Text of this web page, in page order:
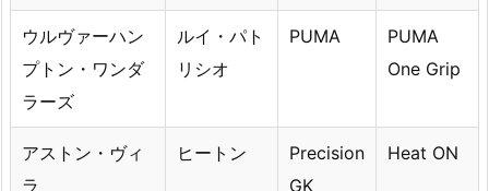
ウルヴァーハン
プトン・ワンダ
ラーズ
ルイ・パト
リシオ
PUMA
PUMA
One Grip
アストン・ヴィ
ラ
ヒートン
Precision
GK
Heat ON